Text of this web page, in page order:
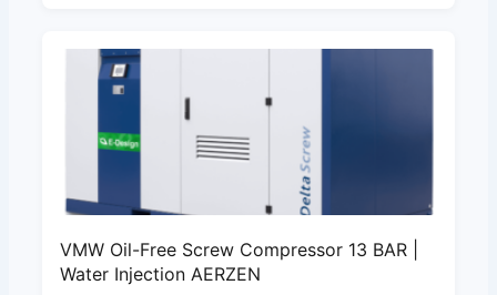
VMW Oil-Free Screw Compressor 13 BAR |
Water Injection AERZEN